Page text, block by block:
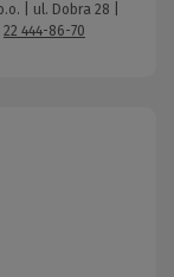
| ul. Dobra 28 |
22 444-86-70